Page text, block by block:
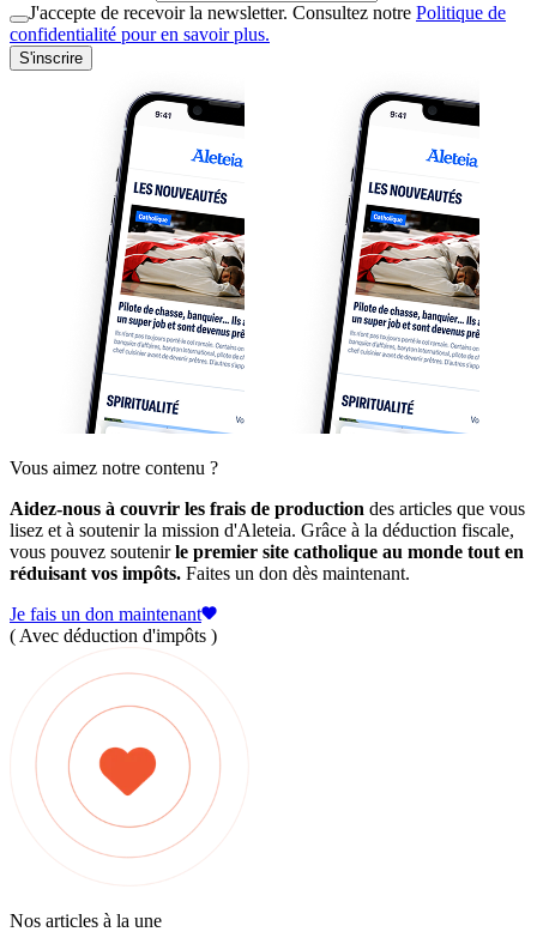
J'accepte de recevoir la newsletter. Consultez notre Politique de
confidentialité pour en savoir plus.
S'inscrire
Vous aimez notre contenu ?
Aidez-nous à couvrir les frais de production des articles que vous
lisez et à soutenir la mission d'Aleteia. Grâce à la déduction fiscale,
vous pouvez soutenirle premier site catholique au monde tout en
réduisant vos impôts. Faites un don dès maintenant.
Je fais un don maintenant
( Avec déduction d'impôts )
Nos articles à la une